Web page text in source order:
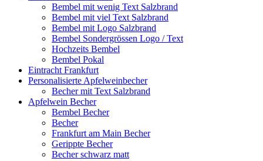
Bembel mit wenig Text Salzbrand
Bembel mit viel Text Salzbrand
Bembel mit Logo Salzbrand
Bembel Sondergrössen Logo / Text
Hochzeits Bembel
Bembel Pokal
Eintracht Frankfurt
Personalisierte Apfelweinbecher
Becher mit Text Salzbrand
Apfelwein Becher
Bembel Becher
Becher
Frankfurt am Main Becher
Gerippte Becher
Becher schwarz matt